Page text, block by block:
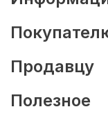
Продавцу
Полезное